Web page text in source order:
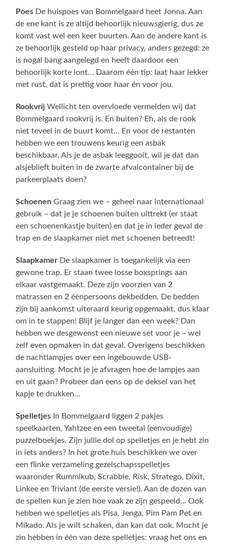
Poes De huispoes van Bommelgaard heet Jonna. Aan
de ene kant is ze altijd behoorlijk nieuwsgierig, dus ze
komt vast wel een keer buurten. Aan de andere kant is
ze behoorlijk gesteld op haar privacy, anders gezegd: ze
is nogal bang aangelegd en heeft daardoor een
behoorlijk korte lont… Daarom één tip: laat haar lekker
met rust, dat is prettig voor haar én voor jou.
RookvrijWellicht ten overvloede vermelden wij dat
Bommelgaard rookvrij is. En buiten? Eh, als de rook
niet teveel in de buurt komt… En voor de restanten
hebben we een trouwens keurig een asbak
beschikbaar. Als je de asbak leeggooit, wil je dat dan
alsjeblieft buiten in de zwarte afvalcontainer bij de
parkeerplaats doen?
SchoenenGraag zien we – geheel naar internationaal
gebruik – dat je je schoenen buiten uittrekt (er staat
een schoenenkastje buiten) en dat je in ieder geval de
trap en de slaapkamer niet met schoenen betreedt!
Slaapkamer De slaapkamer is toegankelijk via een
gewone trap. Er staan twee losse boxsprings aan
elkaar vastgemaakt. Deze zijn voorzien van 2
matrassen en 2 éénpersoons dekbedden. De bedden
zijn bij aankomst uiteraard keurig opgemaakt, dus klaar
om in te stappen! Blijf je langer dan een week? Dan
hebben we desgewenst een nieuwe set voor je – wel
zelf even opmaken in dat geval. Overigens beschikken
de nachtlampjes over een ingebouwde USB-
aansluiting. Mocht je je afvragen hoe de lampjes aan
en uit gaan? Probeer dan eens op de deksel van het
kapje te drukken…
Spelletjes In Bommelgaard liggen 2 pakjes
speelkaarten, Yahtzee en een tweetal (eenvoudige)
puzzelboekjes. Zijn jullie dol op spelletjes en je hebt zin
in iets anders? In het grote huis beschikken we over
een flinke verzameling gezelschapsspelletjes
waaronder Rummikub, Scrabble, Risk, Stratego, Dixit,
Linkee en Triviant (de eerste versie!). Aan de dozen van
de spellen kun je zien hoe vaak ze zijn gespeeld… Ook
hebben we spelletjes als Pisa, Jenga, Pim Pam Pet en
Mikado. Als je wilt schaken, dan kan dat ook. Mocht je
zin hebben in één van deze spelletjes: vraag het ons en